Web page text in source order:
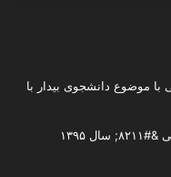
موضوع دانشجوی بیدار با
۱۳۹۵